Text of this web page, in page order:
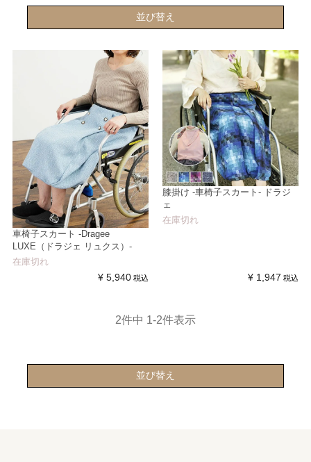
並び替え
車椅子スカート -Dragee
LUXE（ドラジェ リュクス）-
在庫切れ
¥ 5,940 税込
膝掛け -車椅子スカート- ドラジ
ェ
在庫切れ
¥ 1,947 税込
並び替え
2件中 1-2件表示